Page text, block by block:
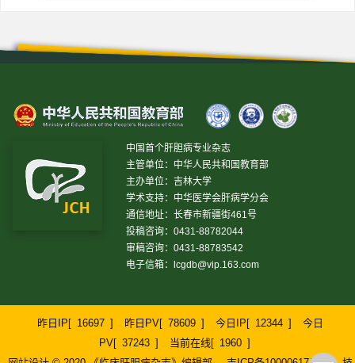
中国首个肝胆病专业杂志
主管单位：中华人民共和国教育部
主办单位：吉林大学
学术支持：中华医学会肝病学分会
通信地址：长春市新疆街461号
投稿咨询：0431-88782044
审稿咨询：0431-88783542
电子信箱：
lcgdb@vip.163.com
昨日IP[ 16697 ] 昨日PV[ 78609 ] 今日IP[ 12344 ]
今日
PV[ 37243 ] 当前在线[ 1960 ]